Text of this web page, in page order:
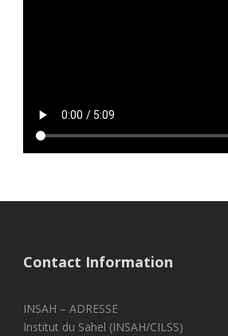
Contact Information
INSAH – ADRESSE
Institut du Sahel (INSAH/CILSS)